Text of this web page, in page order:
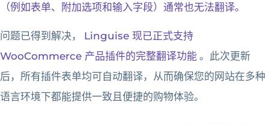
（例如表单、附加选项和输入字段）通常也无法翻译。
问题已得到解决， Linguise 现已正式支持
WooCommerce 产品插件的完整翻译功能 。此次更新
后，所有插件表单均可自动翻译，从而确保您的网站在多种
语言环境下都能提供一致且便捷的购物体验。